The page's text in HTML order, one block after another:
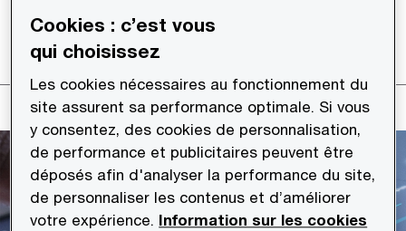
également les objectifs de performance tout en
limitant les risques juridiques et financiers.
Cookies : c’est vous
qui choisissez
Les cookies nécessaires au fonctionnement du
site assurent sa performance optimale. Si vous
y consentez, des cookies de personnalisation,
de performance et publicitaires peuvent être
déposés afin d'analyser la performance du site,
de personnaliser les contenus et d’améliorer
votre expérience. Information sur les cookies